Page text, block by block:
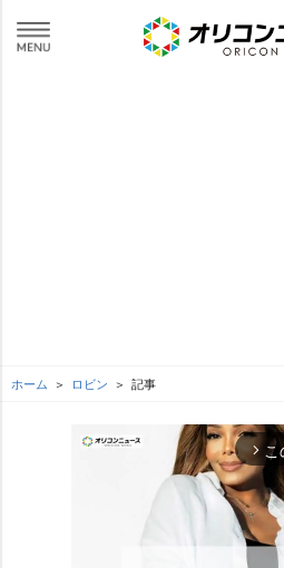
ホーム ロビン 記事
arrow_forward_ios